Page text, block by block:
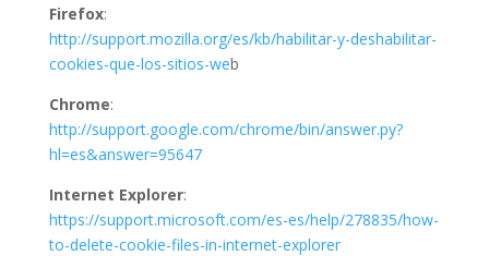
Firefox:
http://support.mozilla.org/es/kb/habilitar-y-deshabilitar-
cookies-que-los-sitios-web
Chrome:
http://support.google.com/chrome/bin/answer.py?
hl=es&answer=95647
Internet Explorer:
https://support.microsoft.com/es-es/help/278835/how-
to-delete-cookie-files-in-internet-explorer